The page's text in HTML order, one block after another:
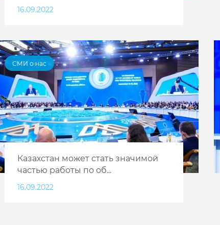
16.09.2022
СМИ о нас
Казахстан может стать значимой
частью работы по об...
16.09.2022